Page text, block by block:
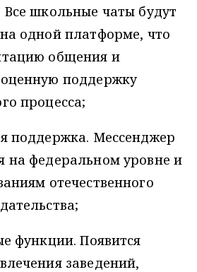
школьные чаты будут
одной платформе, что
общения и
поддержку
процесса;
поддержка. Мессенджер
на федеральном уровне и
отечественного
функции. Появится
заведений,